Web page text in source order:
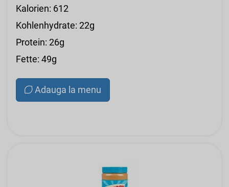
Kalorien: 612
Kohlenhydrate: 22g
Protein: 26g
Fette: 49g
Adauga la menu